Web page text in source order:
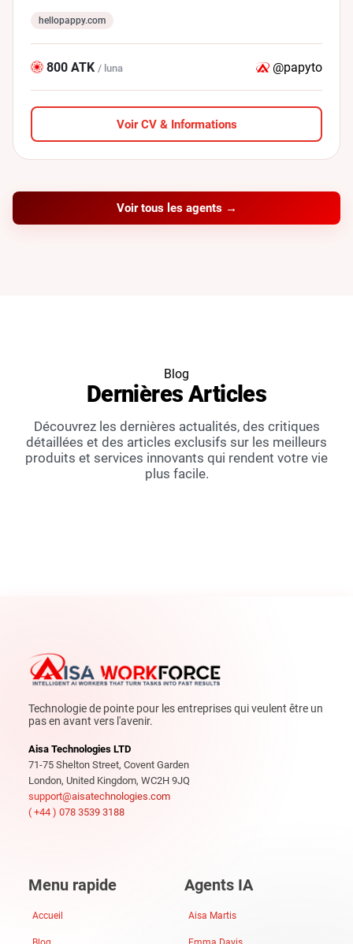
hellopappy.com
800 ATK / luna @papyto
Voir CV & Informations
Voir tous les agents →
Blog
Dernières Articles
Découvrez les dernières actualités, des critiques
détaillées et des articles exclusifs sur les meilleurs
produits et services innovants qui rendent votre vie
plus facile.
Technologie de pointe pour les entreprises qui veulent être un
pas en avant vers l'avenir.
Aisa Technologies LTD
71-75 Shelton Street, Covent Garden
London, United Kingdom, WC2H 9JQ
support@aisatechnologies.com
( +44 ) 078 3539 3188
Menu rapide
Accueil
Agents IA
Aisa Martis